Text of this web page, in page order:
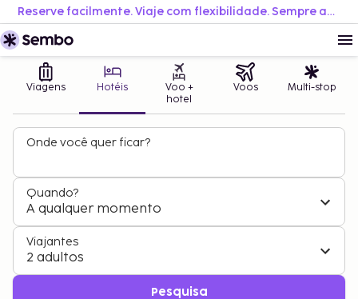
Reserve facilmente. Viaje com flexibilidade. Sempre ao melhor preço.
Viagens Hotéis
Voo +
hotel
Voos Multi-stop
Onde você quer ficar?
Quando?
A qualquer momento
Viajantes
2 adultos
Pesquisa